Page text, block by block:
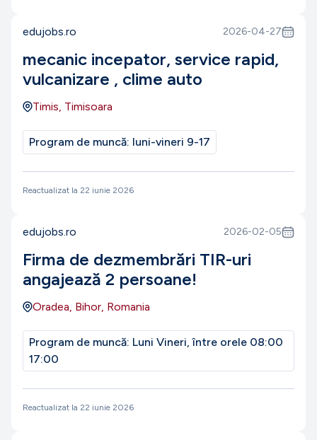
edujobs.ro 2026-04-27
mecanic incepator, service rapid,
vulcanizare , clime auto
Timis, Timisoara
Program de muncă: luni-vineri 9-17
Reactualizat la 22 iunie 2026
edujobs.ro 2026-02-05
Firma de dezmembrări TIR-uri
angajează 2 persoane!
Oradea, Bihor, Romania
Program de muncă: Luni Vineri, între orele 08:00
17:00
Reactualizat la 22 iunie 2026